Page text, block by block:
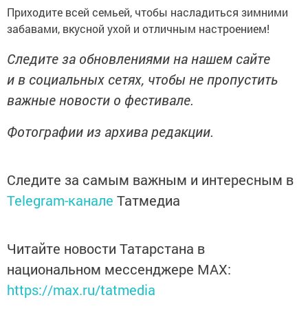
Приходите всей семьей, чтобы насладиться зимними
забавами, вкусной ухой и отличным настроением!
Следите за обновлениями на нашем сайте
и в социальных сетях, чтобы не пропустить
важные новости о фестивале.
Фотографии из архива редакции.
Следите за самым важным и интересным в
Telegram-канале Татмедиа
Читайте новости Татарстана в
национальном мессенджере MАХ:
https://max.ru/tatmedia